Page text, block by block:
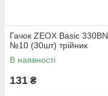
Гачок ZEOX Basic 330BN
№10 (30шт) трійник
В наявності
131 ₴